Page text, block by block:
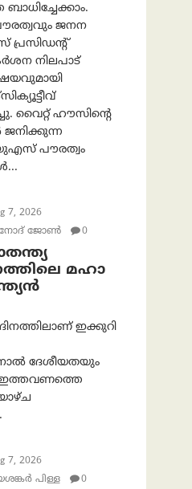
ജനന
പ്രസിഡന്റ്
നിലപാട്
വൈറ്റ് ഹൗസിന്റെ
യുഎസ് പൗരത്വം
7, 2026
ജോൺ
0
മഹാ
ഇക്കുറി
ദേശീയതയും
ഇത്തവണത്തെ
7, 2026
പിള്ള
0